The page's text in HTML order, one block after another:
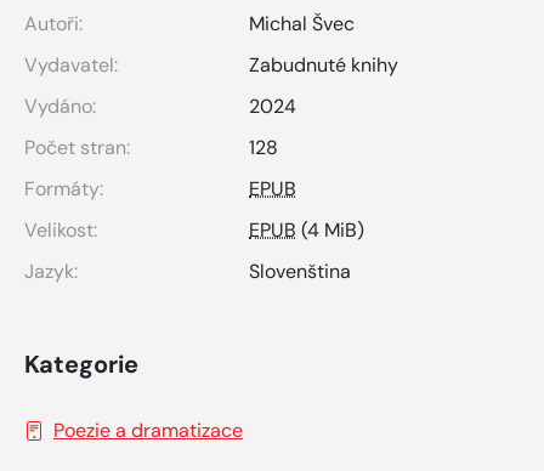
Autoři:
Michal Švec
Vydavatel:
Zabudnuté knihy
Vydáno:
2024
Počet stran:
128
Formáty:
EPUB
Velikost:
EPUB (4 MiB)
Jazyk:
Slovenština
Kategorie
Poezie a dramatizace